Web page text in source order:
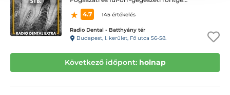
4.7
145 értékelés
Radio Dental - Batthyány tér
Budapest, I. kerület, Fő utca 56-58.
Következő időpont: holnap